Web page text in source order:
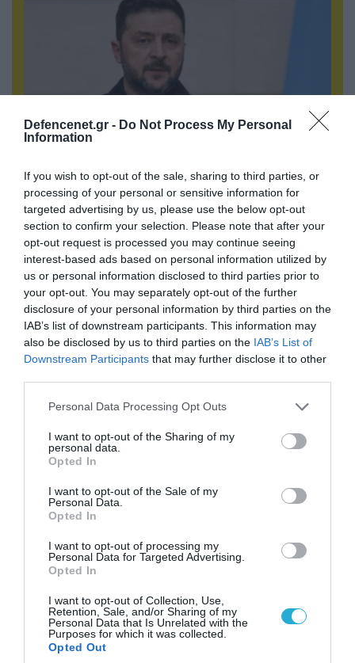
Defencenet.gr - Do Not Process My Personal
Information
If you wish to opt-out of the sale, sharing to third parties, or
processing of your personal or sensitive information for
targeted advertising by us, please use the below opt-out
section to confirm your selection. Please note that after your
opt-out request is processed you may continue seeing
interest-based ads based on personal information utilized by
us or personal information disclosed to third parties prior to
your opt-out. You may separately opt-out of the further
disclosure of your personal information by third parties on the
IAB’s list of downstream participants. This information may
also be disclosed by us to third parties on the IAB’s List of
Downstream Participants that may further disclose it to other
Please note that this website/app uses one or more Google
not limited to your visit or usage behaviour. You may click to
grant or deny consent to Google and its third-party tags to
use your data for below specified purposes in below Google
consent section.
Personal Data Processing Opt Outs
I want to opt-out of the Sharing of my
personal data.
Opted In
I want to opt-out of the Sale of my
Personal Data.
Opted In
I want to opt-out of processing my
Personal Data for Targeted Advertising.
Opted In
I want to opt-out of Collection, Use,
Retention, Sale, and/or Sharing of my
Personal Data that Is Unrelated with the
Purposes for which it was collected.
Opted Out
07.08.2026 | 02:02
Στο Βελιγράδι ο Β.Ζελένσκι: «Πρέπει να
αποσπάσουμε τους Σέρβους από το
στρατόπεδο της Ρωσίας»
06.08.2026 | 14:02
«Επιχείρηση ελεύθερα πεζοδρόμια» στην
Αθήνα: Απομακρύνθηκαν παράνομα
αντικείμενα από κοινόχρηστους χώρους